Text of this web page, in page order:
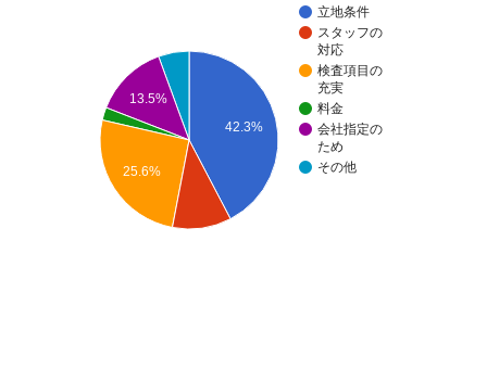
立地条件
スタッフの
対応
検査項目の
充実
料金
会社指定の
ため
その他
42.3%
13.5%
25.6%